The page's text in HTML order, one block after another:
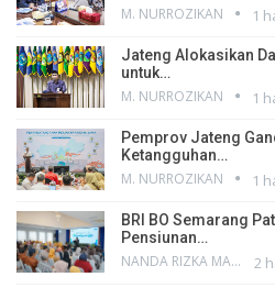
M. NURROZIKAN 1
Jateng Alokasikan
untuk…
M. NURROZIKAN 1
Pemprov Jateng
Ketangguhan…
M. NURROZIKAN 1
BRI BO Semarang
Pensiunan…
NANDA RIZKA MAHENDRA 2